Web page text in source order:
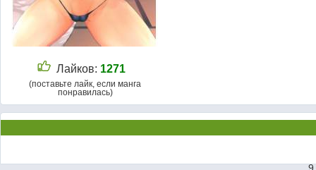
Лайков: 1271
(поставьте лайк, если манга
понравилась)